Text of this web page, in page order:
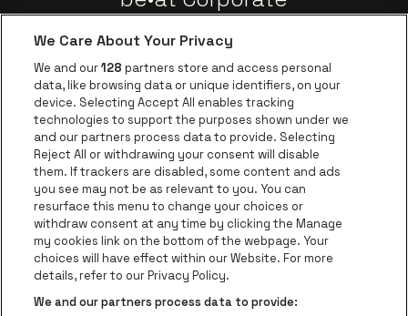
Nouvelles
Instagram
Facebook
Threads
TiktokYoutube
Visitez le site de AFAS Software logo
Visitez le site de Lotto
Visitez le site de
Visitez le site de Trixxo
Visitez le site
Visitez le site de Coca-Cola
Visitez le site de Red Bull
Visitez le
Visitez le site de Champagne
Visitez le site de Croky
Be•at Business fait partie debe•at
We Care About Your Privacy
We and our128 partners store and access personal
data, like browsing data or unique identifiers, on your
device. Selecting Accept All enables tracking
technologies to support the purposes shown under we
and our partners process data to provide. Selecting
Reject All or withdrawing your consent will disable
them. If trackers are disabled, some content and ads
you see may not be as relevant to you. You can
resurface this menu to change your choices or
withdraw consent at any time by clicking the Manage
my cookies link on the bottom of the webpage. Your
choices will have effect within our Website. For more
details, refer to our Privacy Policy.
We and our partners process data to provide: